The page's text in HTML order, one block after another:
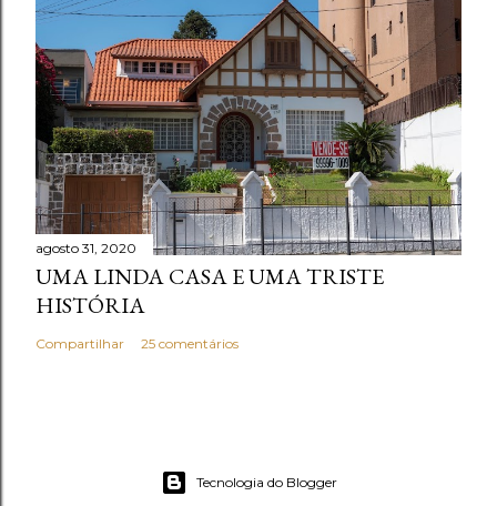
agosto 31, 2020
UMA LINDA CASA E UMA TRISTE
HISTÓRIA
Compartilhar 25 comentários
Tecnologia do Blogger